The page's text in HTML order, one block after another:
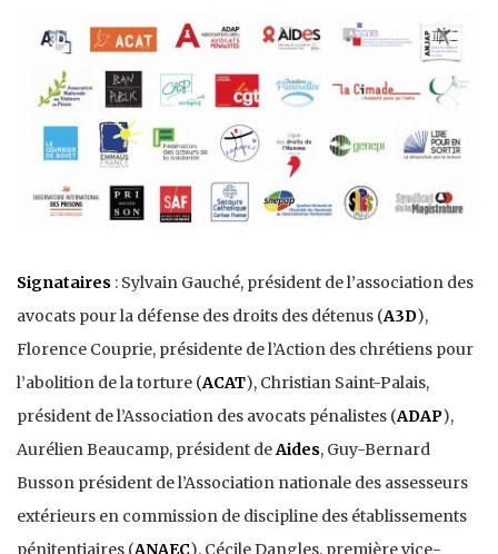
Signataires : Sylvain Gauché, président de l’association des
avocats pour la défense des droits des détenus (A3D),
Florence Couprie, présidente de l’Action des chrétiens pour
l’abolition de la torture (ACAT), Christian Saint-Palais,
président de l’Association des avocats pénalistes (ADAP),
Aurélien Beaucamp, président deAides, Guy-Bernard
Busson président de l’Association nationale des assesseurs
extérieurs en commission de discipline des établissements
pénitentiaires (ANAEC), Cécile Dangles, première vice-